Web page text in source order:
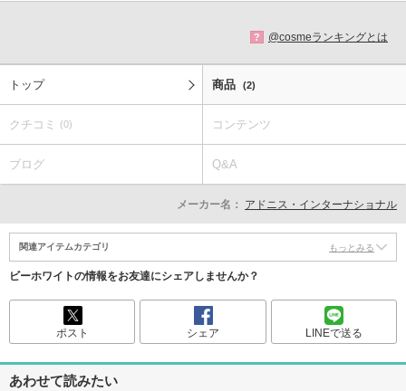
? @cosmeランキングとは
トップ 商品 (2)
クチコミ (0) コンテンツ
ブログ Q&A
メーカー名： アドニス・インターナショナル
関連アイテムカテゴリ もっとみる
ビーホワイトの情報をお友達にシェアしませんか？
ポスト シェア LINEで送る
あわせて読みたい